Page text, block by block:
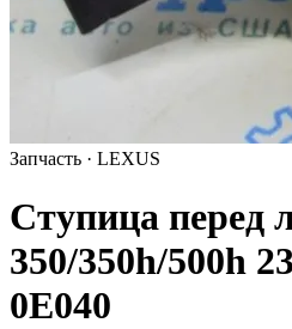
Запчасть · LEXUS
Ступица перед
350/350h/500h
0E040